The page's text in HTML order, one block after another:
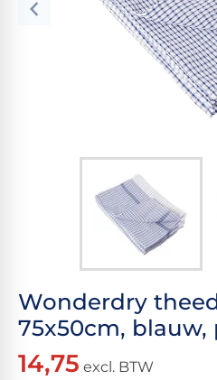
Wonderdry
75x50cm, blauw,
14,75 excl. BTW